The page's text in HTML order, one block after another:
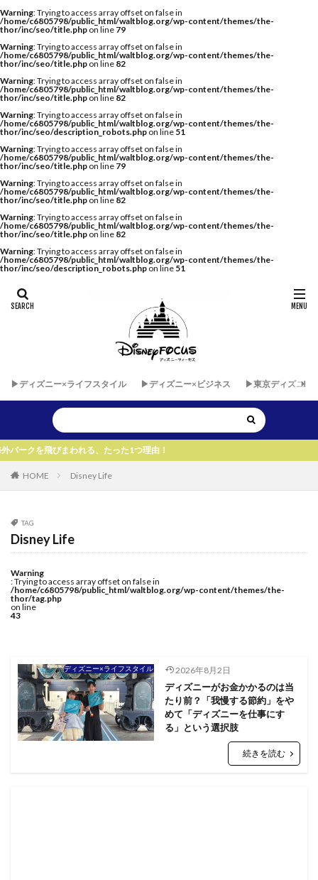
Warning: Trying to access array offset on false in
/home/c6805798/public_html/waltblog.org/wp-content/themes/the-
thor/inc/seo/title.php on line 79
Warning: Trying to access array offset on false in
/home/c6805798/public_html/waltblog.org/wp-content/themes/the-
thor/inc/seo/title.php on line 82
Warning: Trying to access array offset on false in
/home/c6805798/public_html/waltblog.org/wp-content/themes/the-
thor/inc/seo/title.php on line 82
Warning: Trying to access array offset on false in
/home/c6805798/public_html/waltblog.org/wp-content/themes/the-
thor/inc/seo/description_robots.php on line 51
Warning: Trying to access array offset on false in
/home/c6805798/public_html/waltblog.org/wp-content/themes/the-
thor/inc/seo/title.php on line 79
Warning: Trying to access array offset on false in
/home/c6805798/public_html/waltblog.org/wp-content/themes/the-
thor/inc/seo/title.php on line 82
Warning: Trying to access array offset on false in
/home/c6805798/public_html/waltblog.org/wp-content/themes/the-
thor/inc/seo/title.php on line 82
Warning: Trying to access array offset on false in
/home/c6805798/public_html/waltblog.org/wp-content/themes/the-
thor/inc/seo/description_robots.php on line 51
▶︎ディズニー×ライフスタイル ▶︎ディズニー×ビジネス ▶︎東京ディズニー
れる、たった1つ理由！
HOME Disney Life
TAG
Disney Life
Warning
: Trying to access array offset on false in
/home/c6805798/public_html/waltblog.org/wp-content/themes/the-
thor/tag.php
on line
43
ディズニー×ライフスタイル 2026年8月2日
ディズニーがお金かかるのは当
たり前？「我慢する節約」をや
めて「ディズニーを仕事にす
る」という選択肢
続きを読む